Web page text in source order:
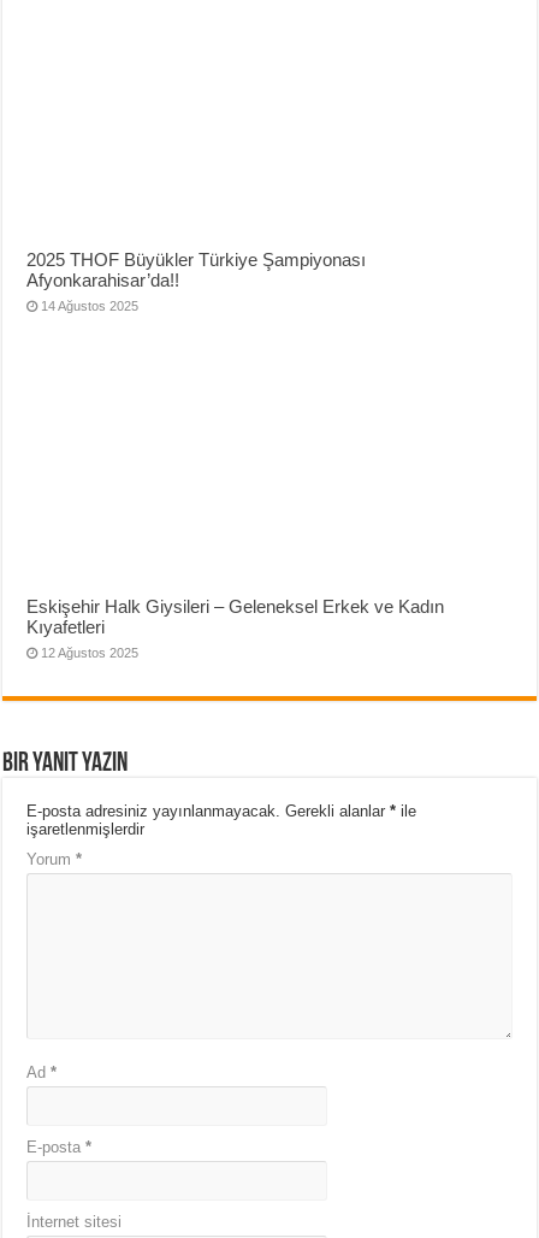
2025 THOF Büyükler Türkiye Şampiyonası
Afyonkarahisar’da!!
14 Ağustos 2025
Eskişehir Halk Giysileri – Geleneksel Erkek ve Kadın
Kıyafetleri
12 Ağustos 2025
Bir yanıt yazın
E-posta adresiniz yayınlanmayacak. Gerekli alanlar* ile
işaretlenmişlerdir
Yorum*
Ad*
E-posta*
İnternet sitesi